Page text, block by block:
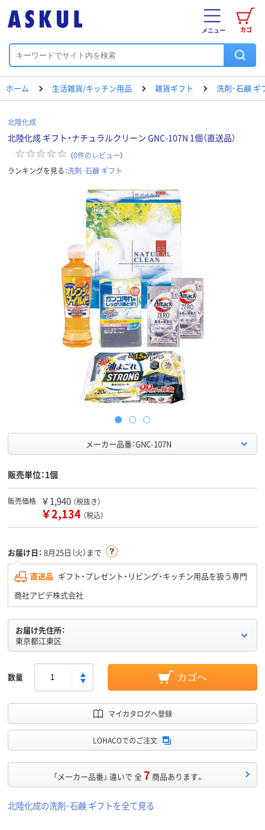
カゴ
メニュー
ホーム 生活雑貨/キッチン用品 雑貨ギフト 洗剤･石鹸 ギ
北陸化成
北陸化成 ギフト・ナチュラルクリーン GNC-107N 1個（直送品）
（0件のレビュー）
ランキングを見る：洗剤･石鹸 ギフト
メーカー品番：GNC-107N
販売単位：1個
販売価格 ￥1,940 （税抜き）
￥2,134 （税込）
お届け日： 8月25日（火）まで
直送品 ギフト・プレゼント・リビング・キッチン用品を扱う専門
商社アピデ株式会社
お届け先住所：
東京都江東区
数量 カゴへ
マイカタログへ登録
LOHACOでのご注文
「メーカー品番」 違いで 全7 商品あります。
北陸化成の洗剤･石鹸 ギフトを全て見る